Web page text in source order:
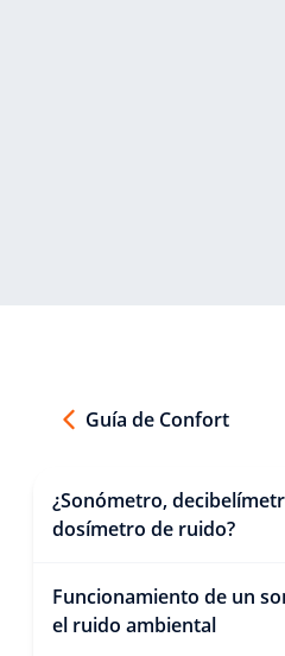
Guía de Confort
¿Sonómetro,
dosímetro de ruido?
Funcionamiento de un
el ruido ambiental